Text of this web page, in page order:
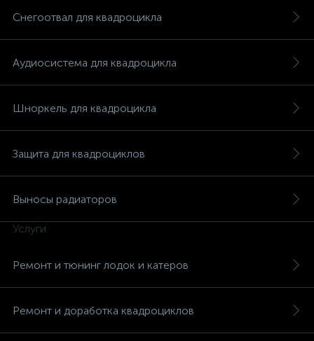
Снегоотвал для квадроцикла
Аудиосистема для квадроцикла
Шноркель для квадроцикла
Защита для квадроциклов
Выносы радиаторов
Услуги
Ремонт и тюнинг лодок и катеров
Ремонт и доработка квадроциклов